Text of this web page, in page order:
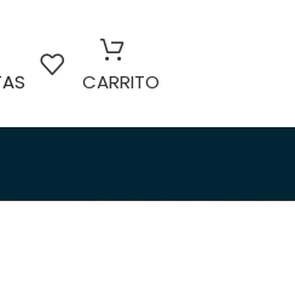
CARRITO